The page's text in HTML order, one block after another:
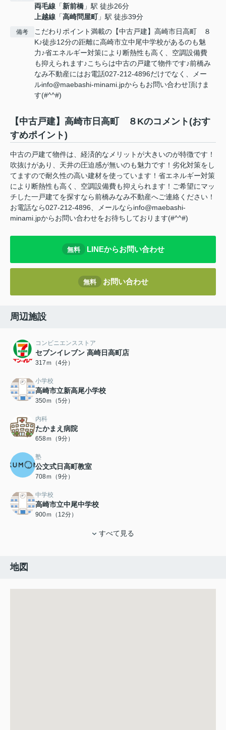
両毛線 「新前橋 」駅 徒歩26分
上越線 「高崎問屋町」駅 徒歩39分
備考
こだわりポイント満載の【中古戸建】高崎市日高町 ８
K♪徒歩12分の距離に高崎市立中尾中学校があるのも魅
力♪省エネルギー対策により断熱性も高く、空調設備費
も抑えられます♪こちらは中古の戸建て物件です♪前橋み
なみ不動産にはお電話027-212-4896だけでなく、メー
ルinfo@maebashi-minami.jpからもお問い合わせ頂けま
す(#^^#)
【中古戸建】高崎市日高町 ８Kのコメント(おす
すめポイント)
中古の戸建て物件は、経済的なメリットが大きいのが特徴です！
吹抜けがあり、天井の圧迫感が無いのも魅力です！劣化対策をし
てますので耐久性の高い建材を使っています！省エネルギー対策
により断熱性も高く、空調設備費も抑えられます！ご希望にマッ
チした一戸建てを探すなら前橋みなみ不動産へご連絡ください！
お電話なら027-212-4896、メールならinfo@maebashi-
minami.jpからお問い合わせをお待ちしております(#^^#)
無料 LINEからお問い合わせ
無料 お問い合わせ
周辺施設
コンビニエンスストア
セブンイレブン 高崎日高町店
317ｍ（4分）
小学校
高崎市立新高尾小学校
350ｍ（5分）
内科
たかまえ病院
658ｍ（9分）
塾
公文式日高町教室
708ｍ（9分）
中学校
高崎市立中尾中学校
900ｍ（12分）
すべて見る
地図